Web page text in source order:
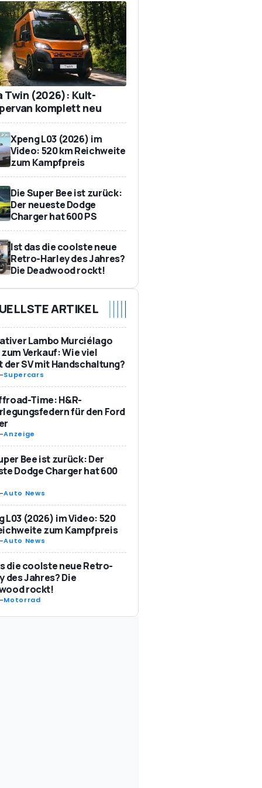
Twin (2026): Kult-
komplett neu
Xpeng L03 (2026) im
Video: 520 km Reichweite
zum Kampfpreis
Die Super Bee ist zurück:
Der neueste Dodge
Charger hat 600 PS
Ist das die coolste neue
Retro-Harley des Jahres?
Die Deadwood rockt!
ARTIKEL
Lambo Murciélago
Verkauf: Wie viel
der SV mit Handschaltung?
-Supercars
Time: H&R-
für den Ford
-Anzeige
Bee ist zurück: Der
Dodge Charger hat 600
-Auto News
L03 (2026) im Video: 520
zum Kampfpreis
-Auto News
die coolste neue Retro-
des Jahres? Die
rockt!
-Motorrad